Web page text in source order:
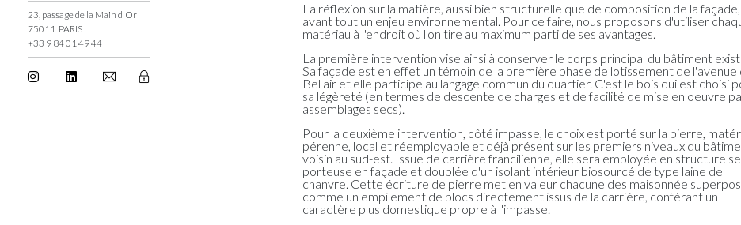
23, passage de la Main d'Or
75011 PARIS
+33 9 84 01 49 44
La réflexion sur la matière, aussi bien structurelle que de composition de la
avant tout un enjeu environnemental. Pour ce faire, nous proposons d'utiliser
matériau à l'endroit où l'on tire au maximum parti de ses avantages.
La première intervention vise ainsi à conserver le corps principal du bâtiment
Sa façade est en effet un témoin de la première phase de lotissement de l'avenue
Bel air et elle participe au langage commun du quartier. C'est le bois qui est choisi
sa légèreté (en termes de descente de charges et de facilité de mise en oeuvre
assemblages secs).
Pour la deuxième intervention, côté impasse, le choix est porté sur la pierre,
pérenne, local et réemployable et déjà présent sur les premiers niveaux du
voisin au sud-est. Issue de carrière francilienne, elle sera employée en structure
porteuse en façade et doublée d'un isolant intérieur biosourcé de type laine de
chanvre. Cette écriture de pierre met en valeur chacune des maisonnée
comme un empilement de blocs directement issus de la carrière, conférant un
caractère plus domestique propre à l'impasse.